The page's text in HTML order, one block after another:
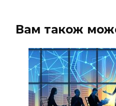
Вам також